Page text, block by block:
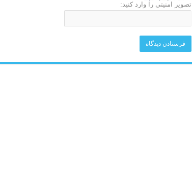
تصویر امنیتی را وارد کنید: